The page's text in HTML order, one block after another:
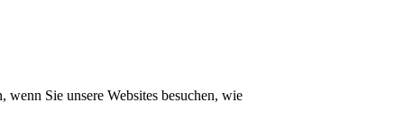
Sie unsere Websites besuchen, wie